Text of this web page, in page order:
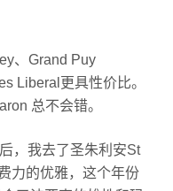
、Grand Puy
Liberal更具性价比。
总不会错。
，我去了圣朱利安St
力的优雅，这个年份